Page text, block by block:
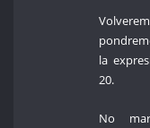
la
20.
No